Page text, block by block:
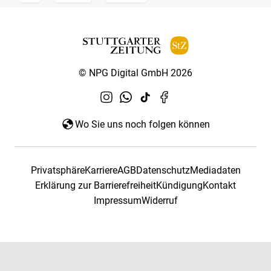
© NPG Digital GmbH 2026
Wo Sie uns noch folgen können
PrivatsphäreKarriereAGBDatenschutzMediadaten
Erklärung zur BarrierefreiheitKündigungKontakt
ImpressumWiderruf